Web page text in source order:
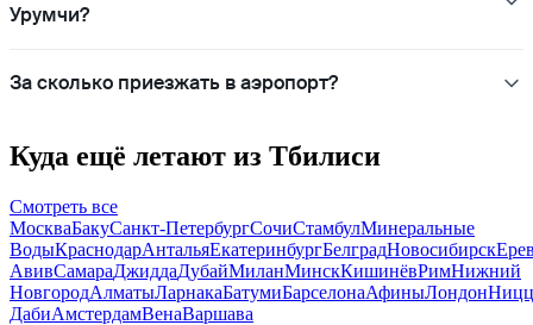
Урумчи?
За сколько приезжать в аэропорт?
Куда ещё летают из Тбилиси
Смотреть все
МоскваБакуСанкт-ПетербургСочиСтамбулМинеральные
ВодыКраснодарАнтальяЕкатеринбургБелградНовосибирск
АвивСамараДжиддаДубайМиланМинскКишинёвРимНижний
НовгородАлматыЛарнакаБатумиБарселонаАфиныЛондон
ДабиАмстердамВенаВаршава